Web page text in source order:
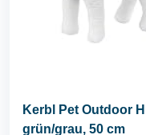
Kerbl Pet Outdoor
grün/grau, 50 cm